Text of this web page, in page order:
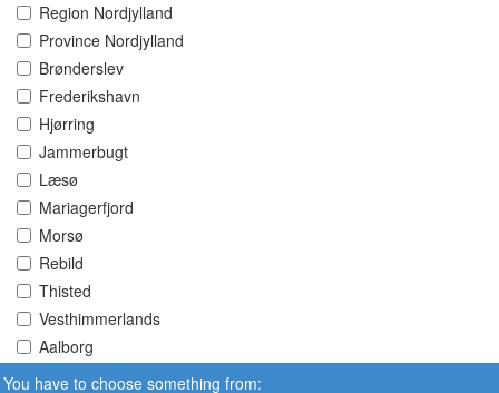
Region Nordjylland
Province Nordjylland
Brønderslev
Frederikshavn
Hjørring
Jammerbugt
Læsø
Mariagerfjord
Morsø
Rebild
Thisted
Vesthimmerlands
Aalborg
You have to choose something from: